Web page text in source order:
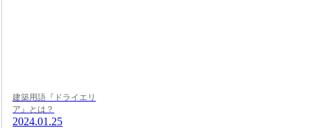
建築用語『ドライエリ
ア』とは？
2024.01.25